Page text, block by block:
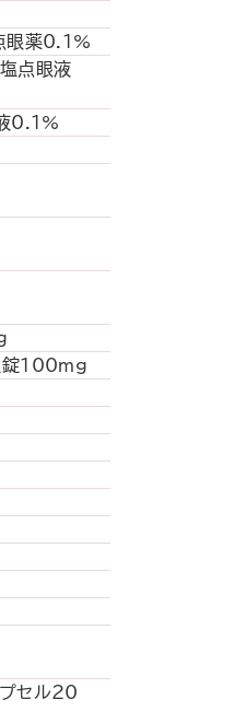
眼薬0.1%
塩点眼液
液0.1%
錠100mg
プセル20